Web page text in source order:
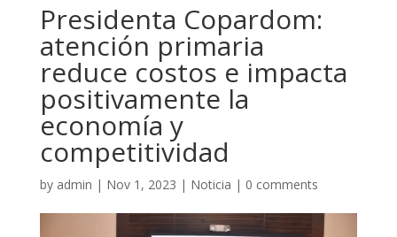
Presidenta Copardom:
atención primaria
reduce costos e impacta
positivamente la
economía y
competitividad
by admin | Nov 1, 2023 | Noticia | 0 comments